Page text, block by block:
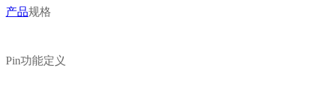
产品规格
Pin功能定义